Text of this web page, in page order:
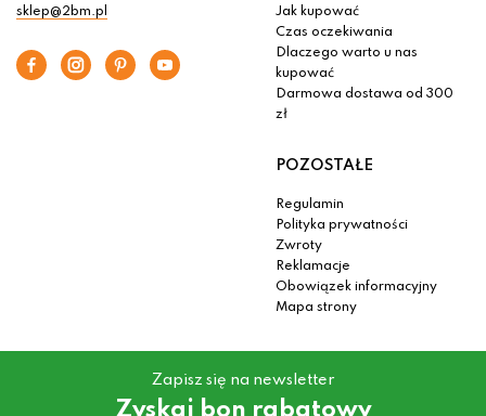
sklep@2bm.pl
Jak kupować
Czas oczekiwania
Dlaczego warto u nas
kupować
Darmowa dostawa od 300
zł
POZOSTAŁE
Regulamin
Polityka prywatności
Zwroty
Reklamacje
Obowiązek informacyjny
Mapa strony
Zapisz się na newsletter
Zyskaj bon rabatowy